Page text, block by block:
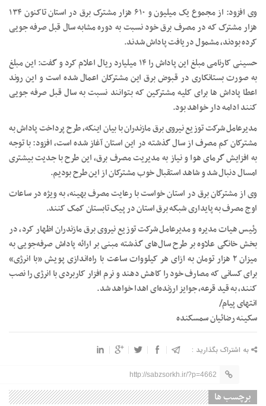
وی افزود: از مجموع یک میلیون و ۶۱۰ هزار مشترک برق در استان تاکنون ۱۳۴
هزار مشترک که در مصرف برق خود نسبت به دوره مشابه سال قبل صرفه جویی
کرده بودند، مشمول دریافت پاداش شدند.
حسینی کارنامی مبلغ این پاداش را ۱۴ میلیارد ریال اعلام کرد و گفت: این مبلغ
به صورت بستانکاری در قبوض برق این مشترکان اعمال شده است و این روند
اعطا پاداش ها برای کلیه مشترکین که بتوانند نسبت به سال قبل صرفه جویی
کنند ادامه دار خواهد بود.
مدیرعامل شرکت توزیع نیروی برق مازندران با بیان اینکه، طرح پرداخت پاداش به
مشترکان کم مصرف از سال گذشته در این استان آغاز شده است، افزود: با توجه
به افزایش گرمای هوا و نیاز به مدیریت مصرف برق، این طرح با جدیت بیشتری
امسال دنبال شد و شاهد استقبال خوب مشترکان از این طرح بودیم.
وی از مشترکان برق در استان خواست با رعایت مصرف بهینه، به ویژه در ساعات
اوج مصرف به پایداری شبکه برق استان در پیک تابستان کمک کنند.
رئیس هیات مدیره و مدیرعامل شرکت توزیع نیروی برق مازندران اظهار کرد، در
بخش خانگی علاوه بر طرح سال‌های گذشته مبنی بر ارائه پاداش صرفه‌جویی به
میزان ٢ هزار تومان به ازای هر کیلووات ساعت با راه‌اندازی پویش «با انرژی»
برای کسانی که مصارف خود را کاهش دهند و نرم افزار کاربردی با انرژی را نصب
کنند، به قید قرعه، جوایز ارزنده‌ای اهدا خواهد شد.
انتهای پیام/
سکینه رضائیان سمسکنده
به اشتراک بگذارید :
http://sabzsorkh.ir/?p=4662
برچسب ها